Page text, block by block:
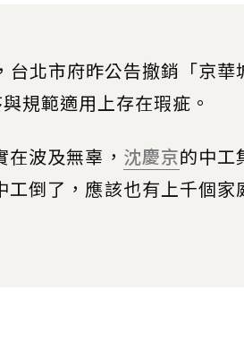
北市府昨公告撤銷「京華
規範適用上存在瑕疵。
波及無辜， 沈慶京的中工
倒了，應該也有上千個家